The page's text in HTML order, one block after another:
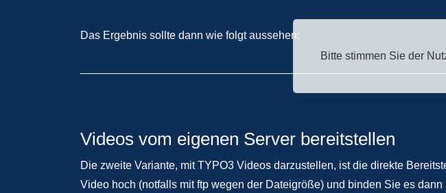
Das Ergebnis sollte dann wie folgt aussehen:
Bitte stimmen Sie der
Videos vom eigenen Server bereitstellen
Die zweite Variante, mit TYPO3 Videos darzustellen, ist die direkte
Video hoch (notfalls mit ftp wegen der Dateigröße) und binden Sie es